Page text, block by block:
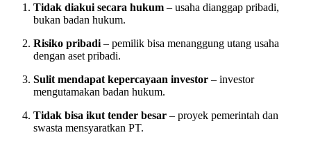
Tidak diakui secara hukum – usaha dianggap pribadi,
bukan badan hukum.
Risiko pribadi – pemilik bisa menanggung utang usaha
dengan aset pribadi.
Sulit mendapat kepercayaan investor – investor
mengutamakan badan hukum.
Tidak bisa ikut tender besar – proyek pemerintah dan
swasta mensyaratkan PT.